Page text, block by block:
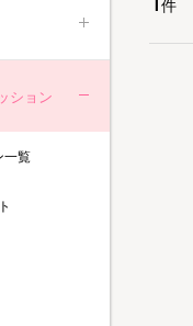
件
ション
一覧